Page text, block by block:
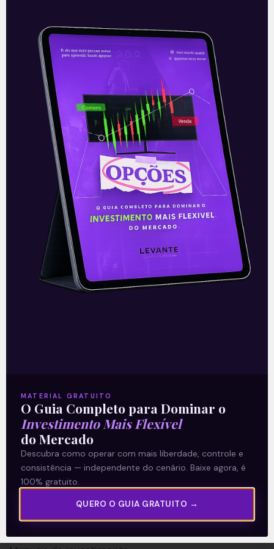
Voz de prisão na CPI da Covid-
19
A CPI (Comissão Parlamentar de
Inquérito) da Covid-19 segue com ânimos
acalorados no Senado Federal. Nesta
quarta-feira (7), houve a primeira prisão
em flagrante determinada
Leia mais
08/07/2021
Sobre nós
Termos e Condições
Política de Privacidade
Explore
Artigos
MATERIAL GRATUITO
O Guia Completo para Dominar o
Investimento Mais Flexível
do Mercado
Descubra como operar com mais liberdade, controle e
consistência — independente do cenário. Baixe agora, é
100% gratuito.
QUERO O GUIA GRATUITO →